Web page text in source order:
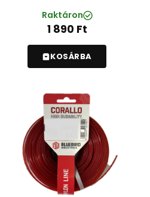
Raktáron
1 890 Ft
KOSÁRBA